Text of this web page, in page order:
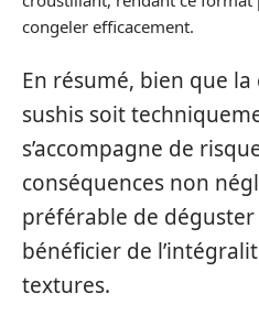
congeler efficacement.
En résumé, bien que
sushis soit
s’accompagne de
conséquences non
préférable de
bénéficier de
textures.